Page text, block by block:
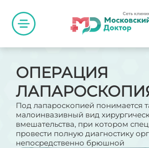
ОПЕРАЦИЯ
Под лапароскопией понимается
малоинвазивный вид
вмешательства, при котором
провести полную диагностику
непосредственно брюшной